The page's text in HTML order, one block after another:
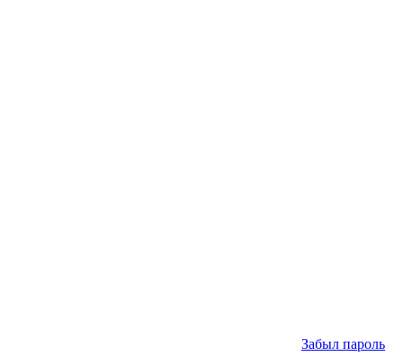
Забыл пароль